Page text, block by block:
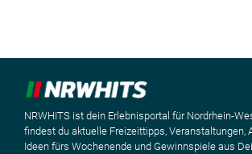
NRWHITS ist dein Erlebnisportal für Nordrhein-
findest du aktuelle Freizeittipps, Veranstaltungen,
Ideen fürs Wochenende und Gewinnspiele aus